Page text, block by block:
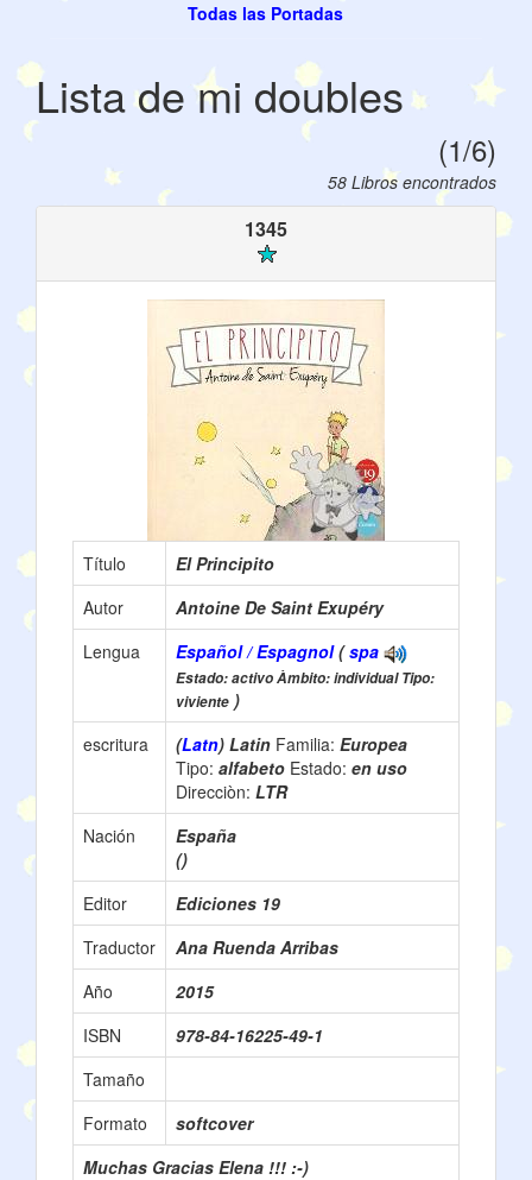
Todas las Portadas
Lista de mi doubles
(1/6)
58 Libros encontrados
1345
Título
El Principito
Autor
Antoine De Saint Exupéry
Lengua
Español / Espagnol(spa
Estado: activo Àmbito: individual Tipo:
viviente )
escritura
(Latn) Latin Familia: Europea
Tipo: alfabeto Estado: en uso
Direcciòn: LTR
Nación
España
()
Editor
Ediciones 19
Traductor
Ana Ruenda Arribas
Año
2015
ISBN
978-84-16225-49-1
Tamaño
Formato
softcover
Muchas Gracias Elena !!! :-)